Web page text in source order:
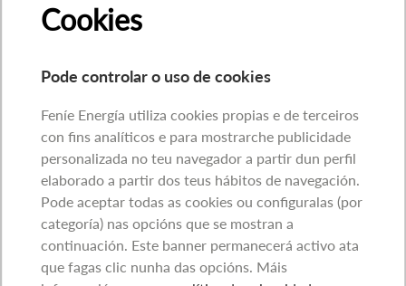
Cookies
Pode controlar o uso de cookies
Feníe Energía utiliza cookies propias e de terceiros
con fins analíticos e para mostrarche publicidade
personalizada no teu navegador a partir dun perfil
elaborado a partir dos teus hábitos de navegación.
Pode aceptar todas as cookies ou configuralas (por
categoría) nas opcións que se mostran a
continuación. Este banner permanecerá activo ata
que fagas clic nunha das opcións. Máis